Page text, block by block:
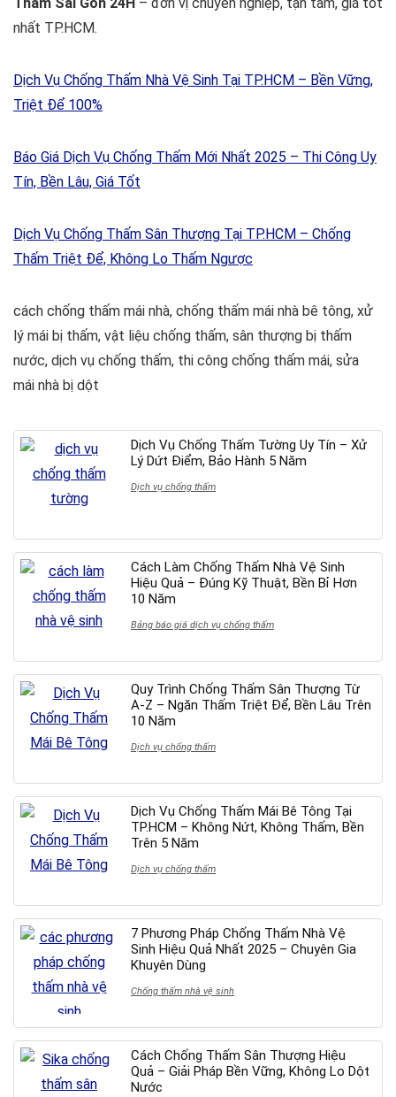
Thấm Sài Gòn 24H – đơn vị chuyên nghiệp, tận tâm, giá tốt
nhất TP.HCM.
Dịch Vụ Chống Thấm Nhà Vệ Sinh Tại TP.HCM – Bền Vững,
Triệt Để 100%
Báo Giá Dịch Vụ Chống Thấm Mới Nhất 2025 – Thi Công Uy
Tín, Bền Lâu, Giá Tốt
Dịch Vụ Chống Thấm Sân Thượng Tại TP.HCM – Chống
Thấm Triệt Để, Không Lo Thấm Ngược
cách chống thấm mái nhà, chống thấm mái nhà bê tông, xử
lý mái bị thấm, vật liệu chống thấm, sân thượng bị thấm
nước, dịch vụ chống thấm, thi công chống thấm mái, sửa
mái nhà bị dột
Dịch Vụ Chống Thấm Tường Uy Tín – Xử
Lý Dứt Điểm, Bảo Hành 5 Năm
Dịch vụ chống thấm
Cách Làm Chống Thấm Nhà Vệ Sinh
Hiệu Quả – Đúng Kỹ Thuật, Bền Bỉ Hơn
10 Năm
Bảng báo giá dịch vụ chống thấm
Quy Trình Chống Thấm Sân Thượng Từ
A-Z – Ngăn Thấm Triệt Để, Bền Lâu Trên
10 Năm
Dịch vụ chống thấm
Dịch Vụ Chống Thấm Mái Bê Tông Tại
TP.HCM – Không Nứt, Không Thấm, Bền
Trên 5 Năm
Dịch vụ chống thấm
7 Phương Pháp Chống Thấm Nhà Vệ
Sinh Hiệu Quả Nhất 2025 – Chuyên Gia
Khuyên Dùng
Chống thấm nhà vệ sinh
Cách Chống Thấm Sân Thượng Hiệu
Quả – Giải Pháp Bền Vững, Không Lo Dột
Nước